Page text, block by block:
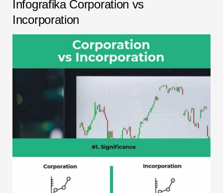
Infografika Corporation vs
Incorporation